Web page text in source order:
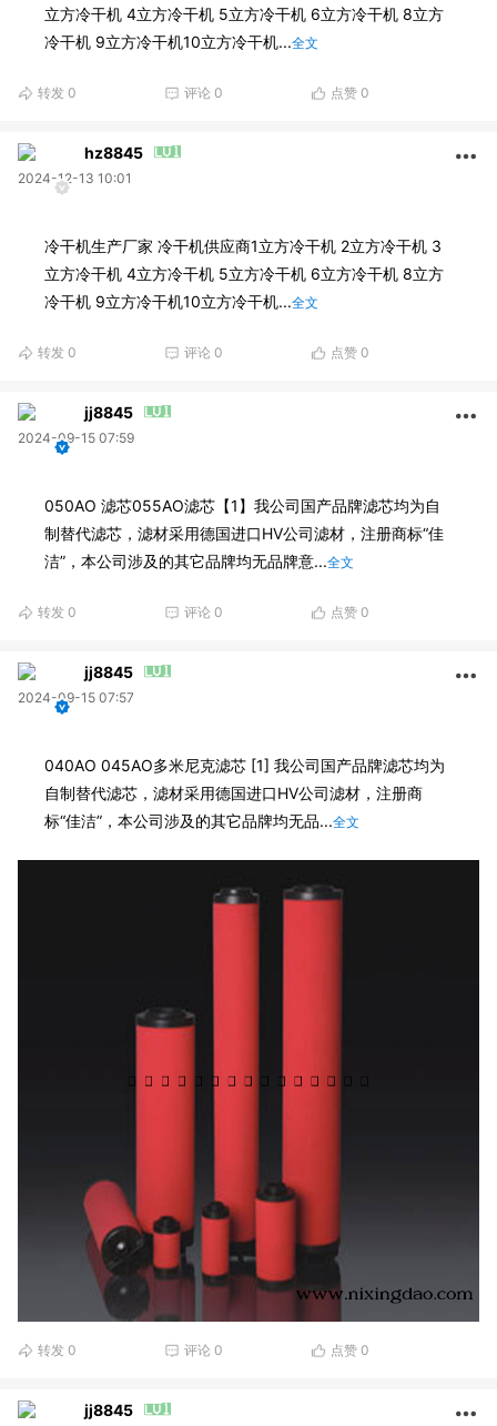
立方冷干机 4立方冷干机 5立方冷干机 6立方冷干机 8立方
冷干机 9立方冷干机10立方冷干机...全文
转发 0 评论 0 点赞 0
hz8845
2024-12-13 10:01
冷干机生产厂家 冷干机供应商1立方冷干机 2立方冷干机 3
立方冷干机 4立方冷干机 5立方冷干机 6立方冷干机 8立方
冷干机 9立方冷干机10立方冷干机...全文
转发 0 评论 0 点赞 0
jj8845
2024-09-15 07:59
050AO 滤芯055AO滤芯【1】我公司国产品牌滤芯均为自
制替代滤芯，滤材采用德国进口HV公司滤材，注册商标“佳
洁”，本公司涉及的其它品牌均无品牌意...全文
转发 0 评论 0 点赞 0
jj8845
2024-09-15 07:57
040AO 045AO多米尼克滤芯 [1] 我公司国产品牌滤芯均为
自制替代滤芯，滤材采用德国进口HV公司滤材，注册商
标“佳洁”，本公司涉及的其它品牌均无品...全文
转发 0 评论 0 点赞 0
jj8845